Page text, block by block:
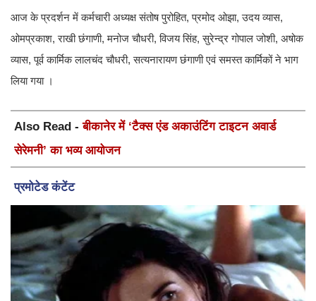
आज के प्रदर्शन में कर्मचारी अध्यक्ष संतोष पुरोहित, प्रमोद ओझा, उदय व्यास,
ओमप्रकाश, राखी छंगाणी, मनोज चौधरी, विजय सिंह, सुरेन्द्र गोपाल जोशी, अषोक
व्यास, पूर्व कार्मिक लालचंद चौधरी, सत्यनारायण छंगाणी एवं समस्त कार्मिकों ने भाग
लिया गया ।
Also Read -बीकानेर में ‘टैक्स एंड अकाउंटिंग टाइटन अवार्ड
सेरेमनी’ का भव्य आयोजन